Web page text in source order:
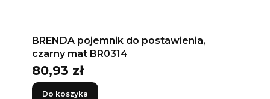
BRENDA pojemnik do postawienia,
czarny mat BR0314
Cena
80,93 zł
Do koszyka